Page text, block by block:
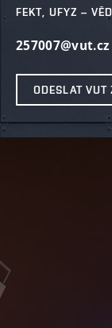
FEKT, UFYZ –
257007@vut.cz
ODESLAT VUT